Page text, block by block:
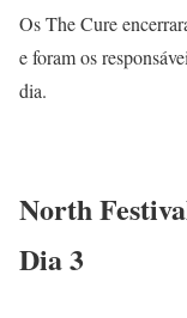
Os The Cure
e foram os
dia.
North
Dia 3